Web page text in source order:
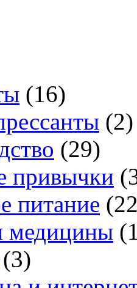
(16)
(2)
(29)
привычки
питание
медицины
(3)